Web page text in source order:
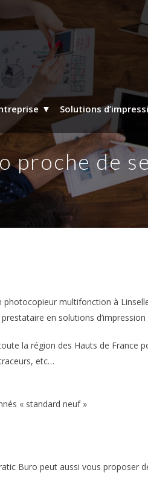
Solutions
proche de
photocopieur multifonction à
en solutions
la région des Hauts de France
etc…
« standard neuf »
Buro peut aussi vous proposer